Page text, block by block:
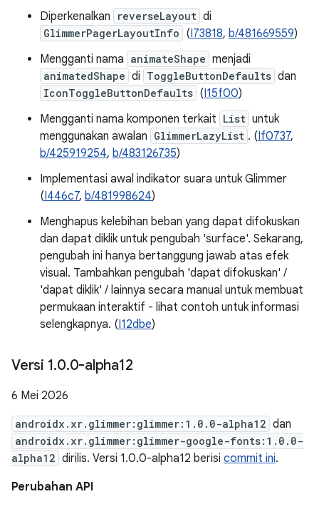
Diperkenalkan
reverseLayout di
GlimmerPagerLayoutInfo (I73818, b/481669559)
Mengganti nama animateShape menjadi
animatedShape di ToggleButtonDefaults dan
IconToggleButtonDefaults (I15f00)
Mengganti nama komponen terkait List untuk
menggunakan awalan GlimmerLazyList . (If0737,
b/425919254, b/483126735)
Implementasi awal indikator suara untuk Glimmer
(I446c7, b/481998624)
Menghapus kelebihan beban yang dapat difokuskan
dan dapat diklik untuk pengubah 'surface'. Sekarang,
pengubah ini hanya bertanggung jawab atas efek
visual. Tambahkan pengubah 'dapat difokuskan' /
'dapat diklik' / lainnya secara manual untuk membuat
permukaan interaktif - lihat contoh untuk informasi
selengkapnya. (I12dbe)
Versi 1.0.0-alpha12
6 Mei 2026
androidx.xr.glimmer:glimmer:1.0.0-alpha12 dan
androidx.xr.glimmer:glimmer-google-fonts:1.0.0-
alpha12 dirilis. Versi 1.0.0-alpha12 berisi commit ini.
Perubahan API